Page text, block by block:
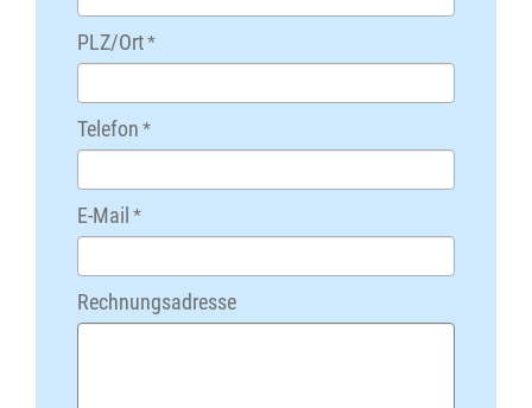
PLZ/Ort*
Telefon *
E-Mail *
Rechnungsadresse